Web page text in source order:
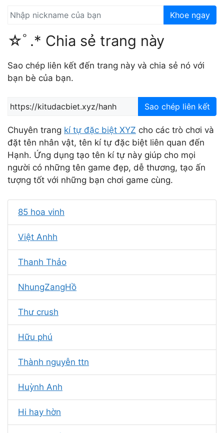
Khoe ngay
☆ﾟ.* Chia sẻ trang này
Sao chép liên kết đến trang này và chia sẻ nó với
bạn bè của bạn.
Sao chép liên kết
Chuyên trang kí tự đặc biệt XYZ cho các trò chơi và
đặt tên nhân vật, tên kí tự đặc biệt liên quan đến
Hạnh. Ứng dụng tạo tên kí tự này giúp cho mọi
người có những tên game đẹp, dễ thương, tạo ấn
tượng tốt với những bạn chơi game cùng.
85 hoa vinh
Việt Anhh
Thanh Thảo
NhungZangHồ
Thư crush
Hữu phú
Thành nguyễn ttn
Huỳnh Anh
Hi hay hờn